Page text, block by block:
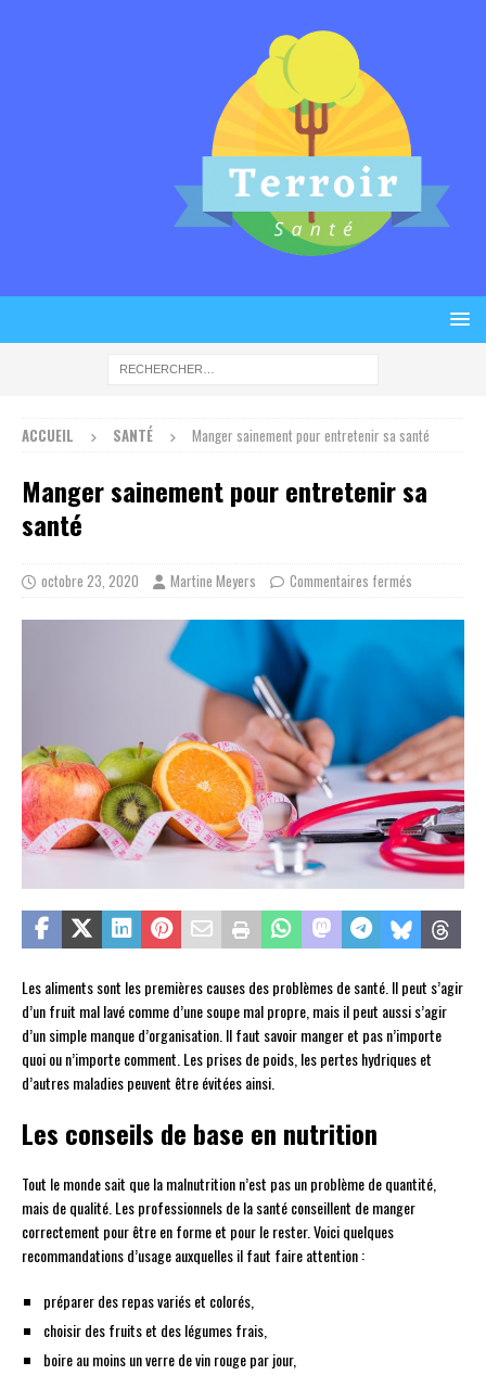
ACCUEIL SANTÉ Manger sainement pour entretenir sa santé
Manger sainement pour entretenir sa
santé
octobre 23, 2020 Martine Meyers Commentaires fermés
Les aliments sont les premières causes des problèmes de santé. Il peut s’agir
d’un fruit mal lavé comme d’une soupe mal propre, mais il peut aussi s’agir
d’un simple manque d’organisation. Il faut savoir manger et pas n’importe
quoi ou n’importe comment. Les prises de poids, les pertes hydriques et
d’autres maladies peuvent être évitées ainsi.
Les conseils de base en nutrition
Tout le monde sait que la malnutrition n’est pas un problème de quantité,
mais de qualité. Les professionnels de la santé conseillent de manger
correctement pour être en forme et pour le rester. Voici quelques
recommandations d’usage auxquelles il faut faire attention :
préparer des repas variés et colorés,
choisir des fruits et des légumes frais,
boire au moins un verre de vin rouge par jour,